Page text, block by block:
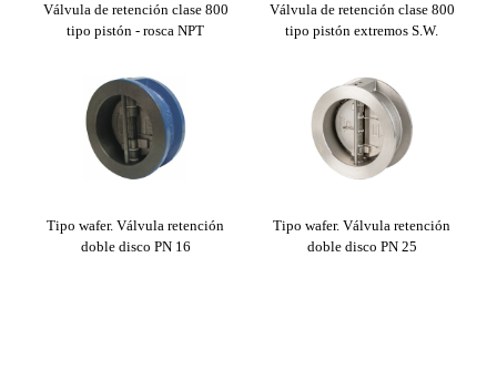
Válvula de retención clase 800
tipo pistón - rosca NPT
Válvula de retención clase 800
tipo pistón extremos S.W.
Tipo wafer. Válvula retención
doble disco PN 16
Tipo wafer. Válvula retención
doble disco PN 25